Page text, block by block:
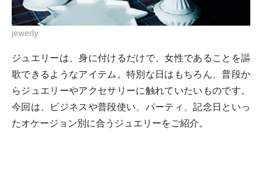
jewerly
ジュエリーは、身に付けるだけで、女性であることを謳
歌できるようなアイテム。特別な日はもちろん、普段か
らジュエリーやアクセサリーに触れていたいものです。
今回は、ビジネスや普段使い、パーティ、記念日といっ
たオケージョン別に合うジュエリーをご紹介。